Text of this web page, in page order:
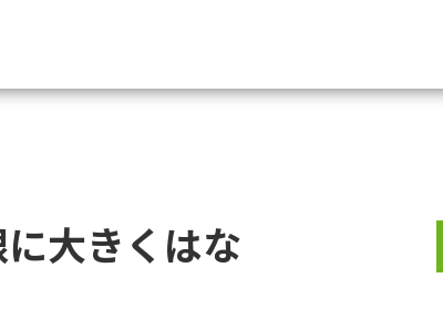
大学・短大の資料種類から請求
大学パンフ
大きくはな